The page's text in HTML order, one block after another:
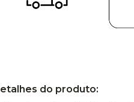
do produto: